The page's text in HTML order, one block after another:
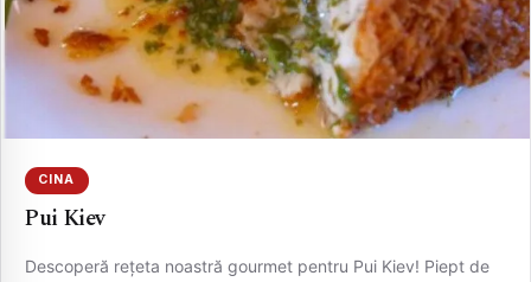
CINA
Pui Kiev
Descoperă rețeta noastră gourmet pentru Pui Kiev! Piept de